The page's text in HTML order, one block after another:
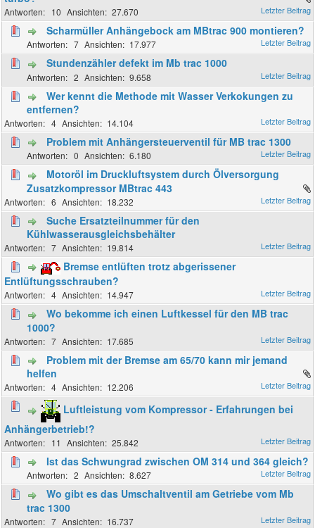
10 27.670
Scharmüller Anhängebock am MBtrac 900 montieren?
7 17.977
Stundenzähler defekt im Mb trac 1000
2 9.658
Wer kennt die Methode mit Wasser Verkokungen zu
entfernen?
4 14.104
Problem mit Anhängersteuerventil für MB trac 1300
0 6.180
Motoröl im Druckluftsystem durch Ölversorgung
Zusatzkompressor MBtrac 443
6 18.232
Suche Ersatzteilnummer für den
Kühlwasserausgleichsbehälter
7 19.814
Bremse entlüften trotz abgerissener
Entlüftungsschrauben?
4 14.947
Wo bekomme ich einen Luftkessel für den MB trac
1000?
7 17.685
Problem mit der Bremse am 65/70 kann mir jemand
helfen
4 12.206
Luftleistung vom Kompressor - Erfahrungen bei
Anhängerbetrieb!?
11 25.842
Ist das Schwungrad zwischen OM 314 und 364 gleich?
2 8.627
Wo gibt es das Umschaltventil am Getriebe vom Mb
trac 1300
7 16.737